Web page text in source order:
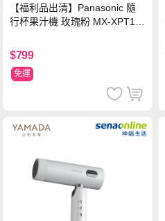
【福利品出清】Panasonic 隨
行杯果汁機 玫瑰粉 MX-XPT10
$799
免運